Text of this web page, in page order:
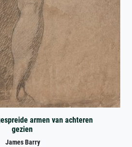
armen van achteren
gezien
James Barry